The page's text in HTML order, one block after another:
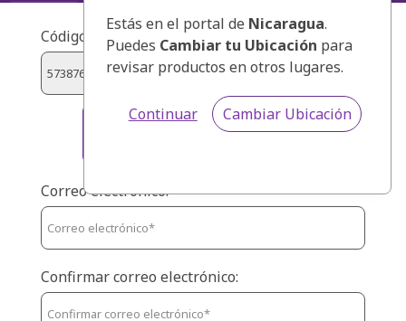
Estás en el portal de Nicaragua.
Puedes Cambiar tu Ubicación para
revisar productos en otros lugares.
Continuar Cambiar Ubicación
Código de presentador:
HERNANDEZ ENCISO, ALEJANDRO
Correo electrónico:
Confirmar correo electrónico: